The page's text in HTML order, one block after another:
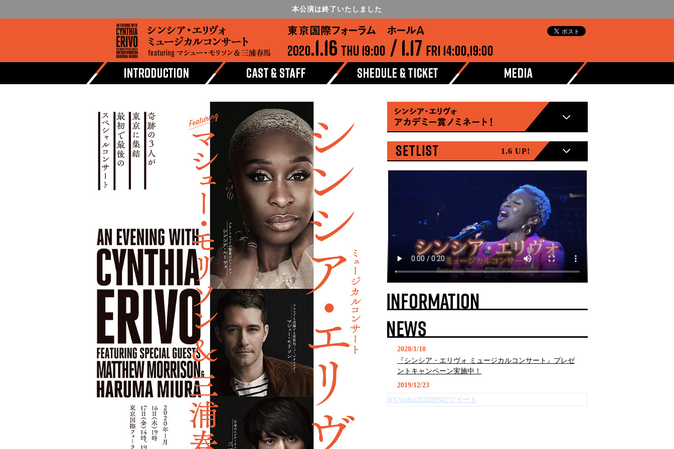
本公演は終了いたしました
1.6 UP!
2020/1/10
『シンシア・エリヴォ ミュージカルコンサート』プレゼ
ントキャンペーン実施中！
2019/12/23
『シンシア・エリヴォ ミュージカルコンサート』シンシ
ア・エリヴォよりコメント映像が届きました！
@Cynthia2020JPNのツイート